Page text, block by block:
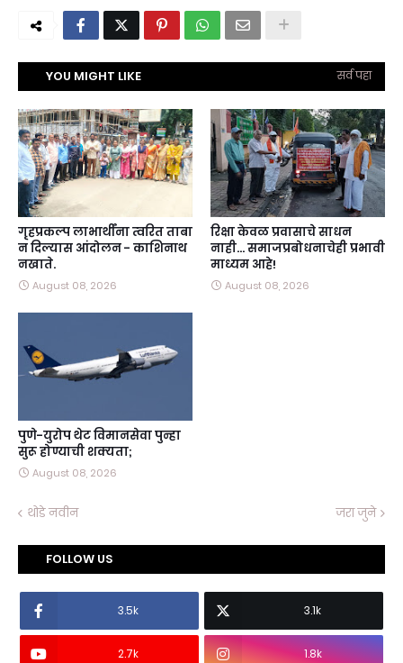
YOU MIGHT LIKE सर्व पहा
गृहप्रकल्प लाभार्थींना त्वरित ताबा
न दिल्यास आंदोलन - काशिनाथ
नखाते.
August 08, 2026
रिक्षा केवळ प्रवासाचे साधन
नाही… समाजप्रबोधनाचेही प्रभावी
माध्यम आहे!
August 08, 2026
पुणे-युरोप थेट विमानसेवा पुन्हा
सुरू होण्याची शक्यता;
August 08, 2026
थोडे नवीन जरा जुने
FOLLOW US
3.5k 3.1k
2.7k 1.8k